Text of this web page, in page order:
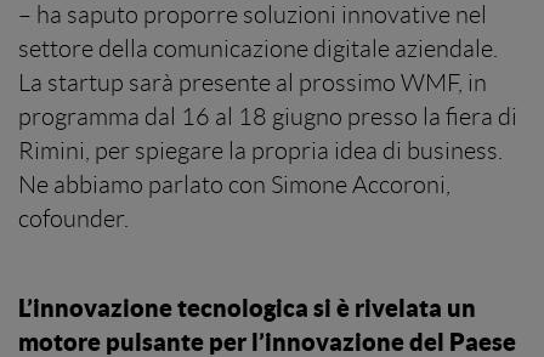
– ha saputo proporre soluzioni innovative nel
settore della comunicazione digitale aziendale.
La startup sarà presente al prossimo WMF, in
programma dal 16 al 18 giugno presso la fiera di
Rimini, per spiegare la propria idea di business.
Ne abbiamo parlato con Simone Accoroni,
cofounder.
L’innovazione tecnologica si è rivelata un
motore pulsante per l’innovazione del Paese